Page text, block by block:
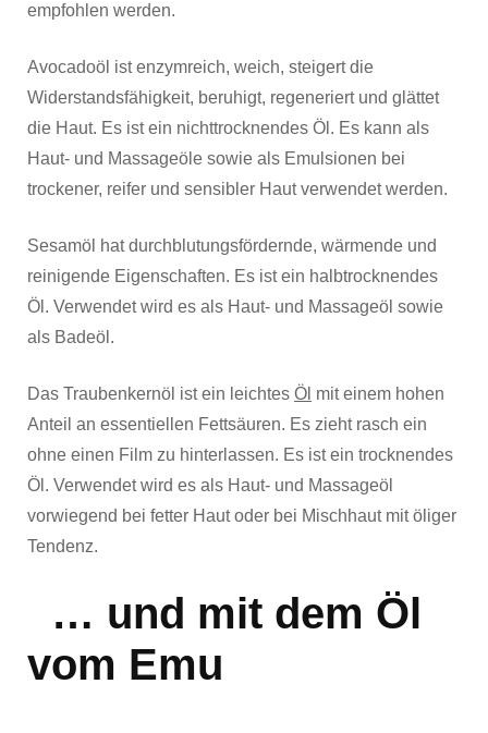
empfohlen werden.
Avocadoöl ist enzymreich, weich, steigert die
Widerstandsfähigkeit, beruhigt, regeneriert und glättet
die Haut. Es ist ein nichttrocknendes Öl. Es kann als
Haut- und Massageöle sowie als Emulsionen bei
trockener, reifer und sensibler Haut verwendet werden.
Sesamöl hat durchblutungsfördernde, wärmende und
reinigende Eigenschaften. Es ist ein halbtrocknendes
Öl. Verwendet wird es als Haut- und Massageöl sowie
als Badeöl.
Das Traubenkernöl ist ein leichtes Öl mit einem hohen
Anteil an essentiellen Fettsäuren. Es zieht rasch ein
ohne einen Film zu hinterlassen. Es ist ein trocknendes
Öl. Verwendet wird es als Haut- und Massageöl
vorwiegend bei fetter Haut oder bei Mischhaut mit öliger
Tendenz.
… und mit dem Öl
vom Emu